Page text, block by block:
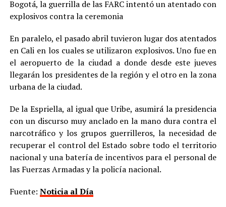
Bogotá, la guerrilla de las FARC intentó un atentado con
explosivos contra la ceremonia
En paralelo, el pasado abril tuvieron lugar dos atentados
en Cali en los cuales se utilizaron explosivos. Uno fue en
el aeropuerto de la ciudad a donde desde este jueves
llegarán los presidentes de la región y el otro en la zona
urbana de la ciudad.
De la Espriella, al igual que Uribe, asumirá la presidencia
con un discurso muy anclado en la mano dura contra el
narcotráfico y los grupos guerrilleros, la necesidad de
recuperar el control del Estado sobre todo el territorio
nacional y una batería de incentivos para el personal de
las Fuerzas Armadas y la policía nacional.
Fuente: Noticia al Día